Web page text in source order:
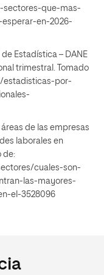
sectores-que-mas-
en-2026-
Estadística – DANE
trimestral. Tomado
estadisticas-por-
áreas de las empresas
laborales en
de:
cuales-son-
las-mayores-
el-3528096